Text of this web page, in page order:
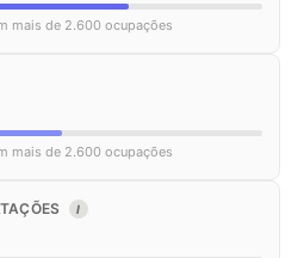
mais de 2.600 ocupações
mais de 2.600 ocupações
I